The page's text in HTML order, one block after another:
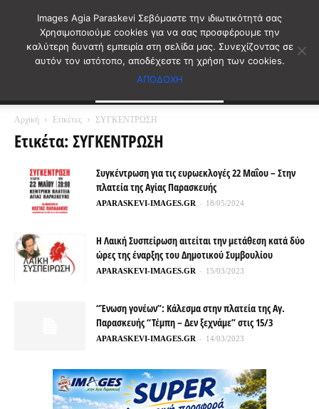
Αρχική Ετικέτες ΣΥΓΚΕΝΤΡΩΣΗ
Ετικέτα: ΣΥΓΚΕΝΤΡΩΣΗ
Συγκέντρωση για τις ευρωεκλογές 22 Μαΐου – Στην
πλατεία της Αγίας Παρασκευής
APARASKEVI-IMAGES.GR - 18/05/2024
Η Λαική Συσπείρωση αιτείται την μετάθεση κατά δύο
ώρες της έναρξης του Δημοτικού Συμβουλίου
APARASKEVI-IMAGES.GR - 15/03/2023
“Ένωση γονέων”: Κάλεσμα στην πλατεία της Αγ.
Παρασκευής “Τέμπη – Δεν ξεχνάμε” στις 15/3
APARASKEVI-IMAGES.GR - 14/03/2023
Images Agia Paraskevi Σεβόμαστε την ιδιωτικότητά σας
Χρησιμοποιούμε cookies για να σας προσφέρουμε την
καλύτερη δυνατή εμπειρία στη σελίδα μας. Συνεχίζοντας σε
αυτόν τον ιστότοπο, αποδέχεστε τη χρήση των cookies.
ΑΠΟΔΟΧΗ